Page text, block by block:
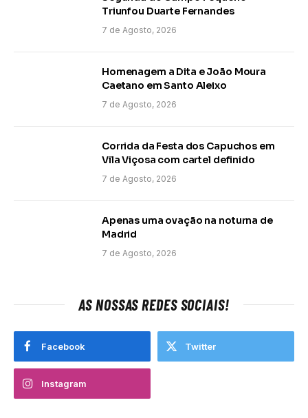
Triunfou Duarte Fernandes
7 de Agosto, 2026
Homenagem a Dita e João Moura
Caetano em Santo Aleixo
7 de Agosto, 2026
Corrida da Festa dos Capuchos em
Vila Viçosa com cartel definido
7 de Agosto, 2026
Apenas uma ovação na noturna de
Madrid
7 de Agosto, 2026
AS NOSSAS REDES SOCIAIS!
Facebook Twitter
Instagram